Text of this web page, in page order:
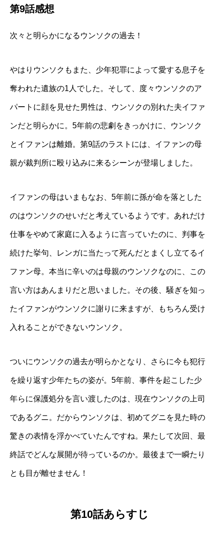
第9話感想
次々と明らかになるウンソクの過去！
やはりウンソクもまた、少年犯罪によって愛する息子を
奪われた遺族の1人でした。そして、度々ウンソクのア
パートに顔を見せた男性は、ウンソクの別れた夫イファ
ンだと明らかに。5年前の悲劇をきっかけに、ウンソク
とイファンは離婚。第9話のラストには、イファンの母
親が裁判所に殴り込みに来るシーンが登場しました。
イファンの母はいまもなお、5年前に孫が命を落とした
のはウンソクのせいだと考えているようです。あれだけ
仕事をやめて家庭に入るように言っていたのに、判事を
続けた挙句、レンガに当たって死んだとまくし立てるイ
ファン母。本当に辛いのは母親のウンソクなのに、この
言い方はあんまりだと思いました。その後、騒ぎを知っ
たイファンがウンソクに謝りに来ますが、もちろん受け
入れることができないウンソク。
ついにウンソクの過去が明らかとなり、さらに今も犯行
を繰り返す少年たちの姿が。5年前、事件を起こした少
年らに保護処分を言い渡したのは、現在ウンソクの上司
であるグニ。だからウンソクは、初めてグニを見た時の
驚きの表情を浮かべていたんですね。果たして次回、最
終話でどんな展開が待っているのか。最後まで一瞬たり
とも目が離せません！
第10話あらすじ